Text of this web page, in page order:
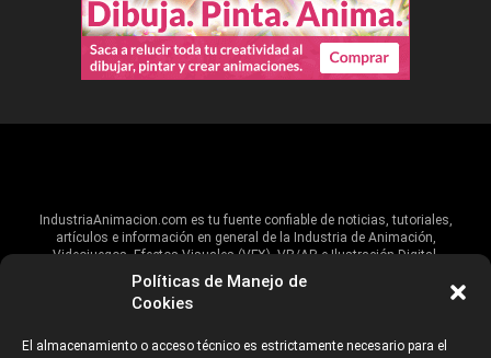
Políticas de Manejo de
Cookies
El almacenamiento o acceso técnico es estrictamente necesario para el
IndustriaAnimacion.com es tu fuente confiable de noticias, tutoriales,
artículos e información en general de la Industria de Animación,
Videojuegos, Efectos Visuales (VFX), VR/AR e Ilustración Digital.
Hablamos de estas industrias y su alcance global, pero damos un énfasis
especial al talento, estudios, escuelas, eventos y organizaciones que